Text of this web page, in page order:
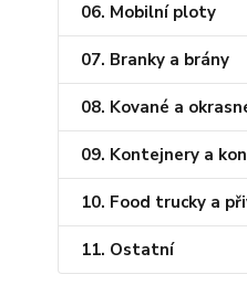
06. Mobilní ploty
07. Branky a brány
08. Kované a
09. Kontejnery a
10. Food trucky a
11. Ostatní